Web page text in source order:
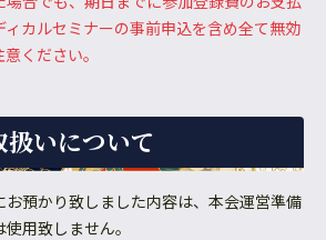
カルセミナーの事前申込を含め全て無効
ください。
いについて
預かり致しました内容は、本会運営準備
用致しません。